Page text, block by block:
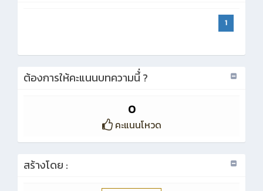
1
ต้องการให้คะแนนบทความนี้่ ?
0
คะแนนโหวด
สร้างโดย :